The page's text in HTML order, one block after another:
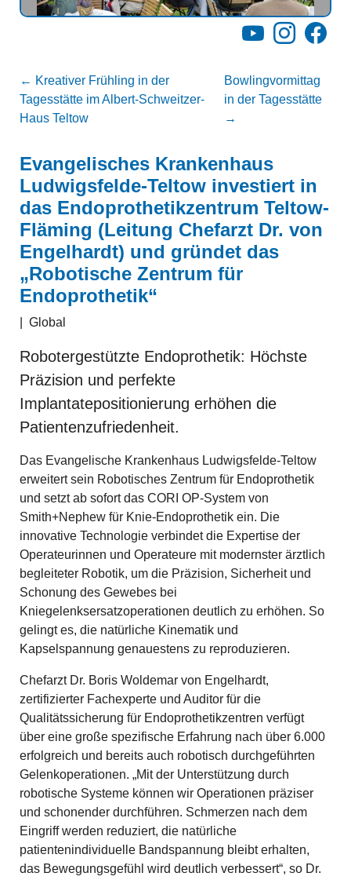
YouTubeInstagram
← Kreativer Frühling in der
Tagesstätte im Albert-Schweitzer-
Haus Teltow
Bowlingvormittag
in der Tagesstätte
→
Evangelisches Krankenhaus
Ludwigsfelde-Teltow investiert in
das Endoprothetikzentrum Teltow-
Fläming (Leitung Chefarzt Dr. von
Engelhardt) und gründet das
„Robotische Zentrum für
Endoprothetik“
Global
Robotergestützte Endoprothetik: Höchste
Präzision und perfekte
Implantatepositionierung erhöhen die
Patientenzufriedenheit.
Das Evangelische Krankenhaus Ludwigsfelde-Teltow
erweitert sein Robotisches Zentrum für Endoprothetik
und setzt ab sofort das CORI OP-System von
Smith+Nephew für Knie-Endoprothetik ein. Die
innovative Technologie verbindet die Expertise der
Operateurinnen und Operateure mit modernster ärztlich
begleiteter Robotik, um die Präzision, Sicherheit und
Schonung des Gewebes bei
Kniegelenksersatzoperationen deutlich zu erhöhen. So
gelingt es, die natürliche Kinematik und
Kapselspannung genauestens zu reproduzieren.
Chefarzt Dr. Boris Woldemar von Engelhardt,
zertifizierter Fachexperte und Auditor für die
Qualitätssicherung für Endoprothetikzentren verfügt
über eine große spezifische Erfahrung nach über 6.000
erfolgreich und bereits auch robotisch durchgeführten
Gelenkoperationen. „Mit der Unterstützung durch
robotische Systeme können wir Operationen präziser
und schonender durchführen. Schmerzen nach dem
Eingriff werden reduziert, die natürliche
patientenindividuelle Bandspannung bleibt erhalten,
das Bewegungsgefühl wird deutlich verbessert“, so Dr.